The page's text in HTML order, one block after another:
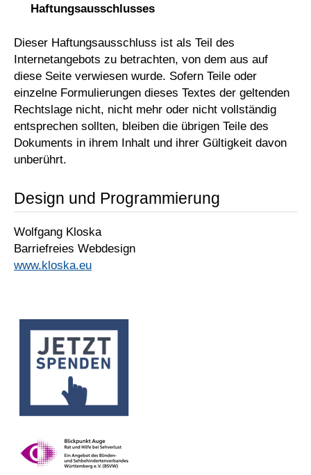
Haftungsausschlusses
Dieser Haftungsausschluss ist als Teil des
Internetangebots zu betrachten, von dem aus auf
diese Seite verwiesen wurde. Sofern Teile oder
einzelne Formulierungen dieses Textes der geltenden
Rechtslage nicht, nicht mehr oder nicht vollständig
entsprechen sollten, bleiben die übrigen Teile des
Dokuments in ihrem Inhalt und ihrer Gültigkeit davon
unberührt.
Design und Programmierung
Wolfgang Kloska
Barriefreies Webdesign
www.kloska.eu